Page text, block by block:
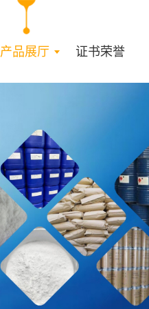
产品展厅 证书荣誉